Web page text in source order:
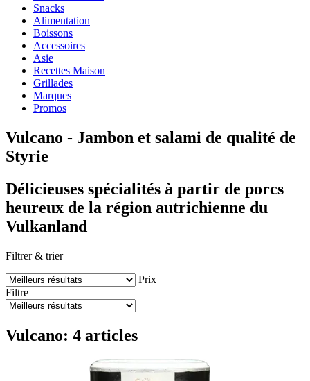
Snacks
Alimentation
Boissons
Accessoires
Asie
Recettes Maison
Grillades
Marques
Promos
Vulcano - Jambon et salami de qualité de
Styrie
Délicieuses spécialités à partir de porcs
heureux de la région autrichienne du
Vulkanland
Filtrer & trier
Prix
Filtre
Vulcano: 4 articles